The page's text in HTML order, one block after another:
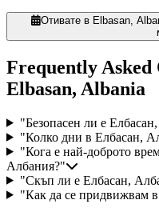
Отивате в Elbasan,
Frequently Asked
Elbasan, Albania
"Безопасен ли е
"Колко дни в Елбасан,
"Кога е най-доброто
Албания?"
"Скъп ли е Елбасан,
"Как да се придвижвам